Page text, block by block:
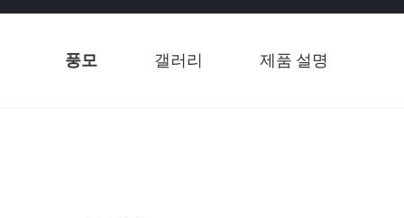
풍모 갤러리 제품 설명